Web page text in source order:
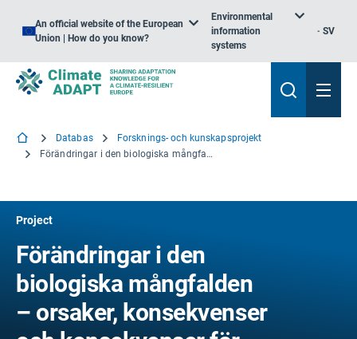
An official website of the European
Union | How do you know?
Environmental
information
systems
SV
Databas
Forsknings- och kunskapsprojekt
Förändringar i den biologiska mångfalden – orsaker, konsekvenser och konsekvenser för förvaltningen
Project
Förändringar i den
biologiska mångfalden
– orsaker, konsekvenser